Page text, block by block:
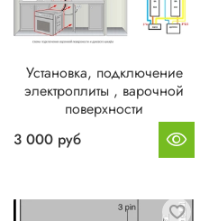
Установка, подключение
электроплиты , варочной
поверхности
3 000 руб